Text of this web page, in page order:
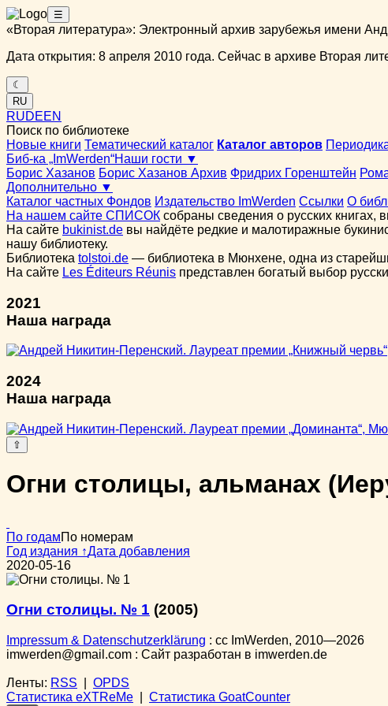
☰
«Вторая литература»: Электронный архив зарубежья имени
Дата открытия: 8 апреля 2010 года. Сейчас в архиве Вторая
☾
RU
RUDEEN
Поиск по библиотеке
Новые книги Тематический каталог Каталог авторов
Биб-ка „ImWerden“Наши гости ▼
Борис Хазанов Борис Хазанов Архив Фридрих Горенштейн
Дополнительно ▼
Каталог частных Фондов Издательство ImWerden Ссылки О
На нашем сайте СПИСОК собраны сведения о русских
На сайте bukinist.de вы найдёте редкие и малотиражные
нашу библиотеку.
Библиотека tolstoi.de — библиотека в Мюнхене, одна из
На сайте Les Éditeurs Réunis представлен богатый выбор
2021
Наша награда
2024
Наша награда
⇧
Огни столицы, альманах
По годамПо номерам
Год издания ↑Дата добавления
2020-05-16
Огни столицы. № 1 (2005)
Impressum & Datenschutzerklärung : cc ImWerden, 2010—2026
imwerden@gmail.com : Сайт разработан в imwerden.de
Ленты: RSS
OPDS
Статистика eXTReMe
Статистика GoatCounter